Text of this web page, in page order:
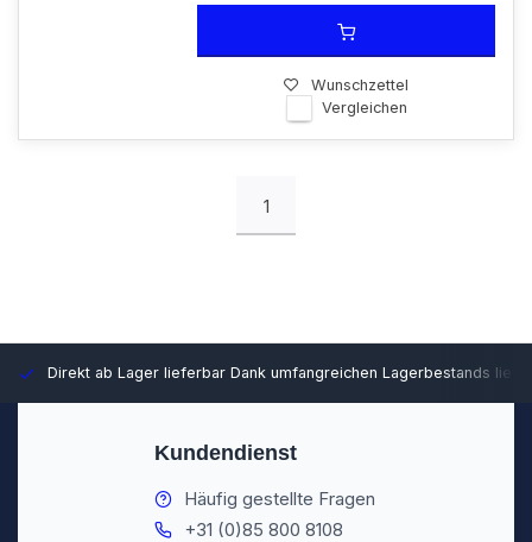
Wunschzettel
Vergleichen
1
Direkt ab Lager lieferbar Dank umfangreichen Lagerbestands
Kundendienst
Häufig gestellte Fragen
+31 (0)85 800 8108